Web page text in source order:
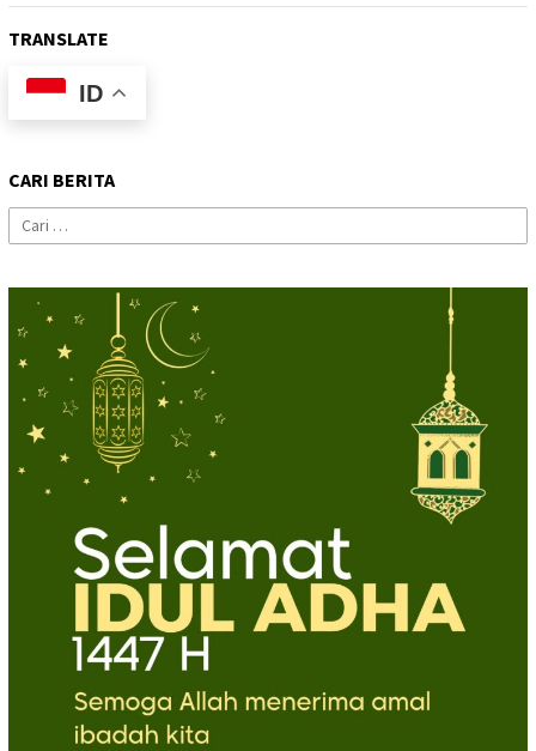
TRANSLATE
ID
CARI BERITA
Cari
untuk: